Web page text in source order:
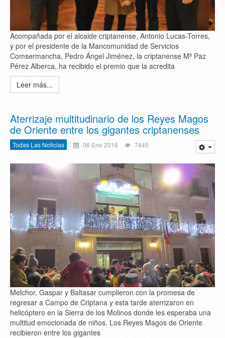
Acompañada por el alcalde criptanense, Antonio Lucas-Torres,
y por el presidente de la Mancomunidad de Servicios
Comsermancha, Pedro Ángel Jiménez, la criptanense Mª Paz
Pérez Alberca, ha recibido el premio que la acredita
Leer más...
Aterrizaje multitudinario de los Reyes Magos
de Oriente entre los gigantes criptanenses
Todas Las Noticias 06 Ene 2018 7445
Melchor, Gaspar y Baltasar cumplieron con la promesa de
regresar a Campo de Criptana y esta tarde aterrizaron en
helicóptero en la Sierra de los Molinos donde les esperaba una
multitud emocionada de niños. Los Reyes Magos de Oriente
recibieron entre los gigantes